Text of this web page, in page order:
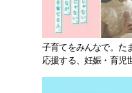
子育てをみんなで。た
応援する、妊娠・育児